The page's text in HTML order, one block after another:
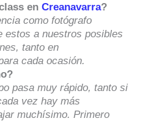
en Creanavarra?
como fotógrafo
estos a nuestros posibles
tanto en
cada ocasión.
pasa muy rápido, tanto si
vez hay más
muchísimo. Primero